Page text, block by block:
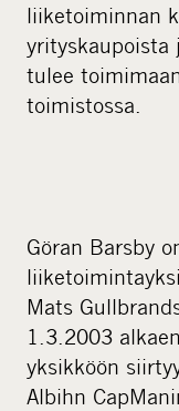
liiketoiminnan
yrityskaupoista
tulee
toimistossa.
Göran Barsby
Mats
1.3.2003
yksikköön
Albihn